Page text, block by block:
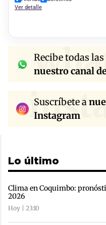
Ver detalle
Recibe todas
nuestro canal
Suscríbete a
Instagram
Lo último
Clima en Coquimbo:
2026
Hoy | 23:10